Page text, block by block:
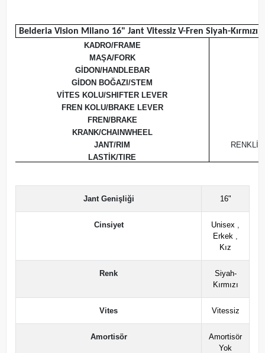
Belderia Vision Milano 16" Jant Vitessiz V-Fren Siyah-Kırmızı
KADRO/FRAME
MAŞA/FORK
GİDON/HANDLEBAR
GİDON BOĞAZI/STEM
VİTES KOLU/SHIFTER LEVER
FREN KOLU/BRAKE LEVER
FREN/BRAKE
KRANK/CHAINWHEEL
JANT/RIM
RENKLİ
LASTİK/TIRE
Jant Genişliği 16"
Cinsiyet Unisex ,
Erkek ,
Kız
Renk
Siyah-
Kırmızı
Vites Vitessiz
Amortisör
Amortisör
Yok